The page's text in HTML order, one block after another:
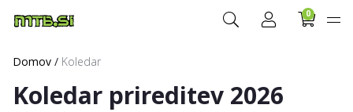
0
Domov / Koledar
Koledar prireditev 2026